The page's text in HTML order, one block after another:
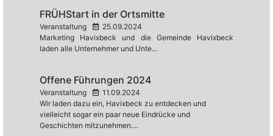
FRÜHStart in der Ortsmitte
Veranstaltung
25.09.2024
Marketing Havixbeck und die Gemeinde Havixbeck
laden alle Unternehmer und Unte...
Offene Führungen 2024
Veranstaltung
11.09.2024
Wir laden dazu ein, Havixbeck zu entdecken und
vielleicht sogar ein paar neue Eindrücke und
Geschichten mitzunehmen....